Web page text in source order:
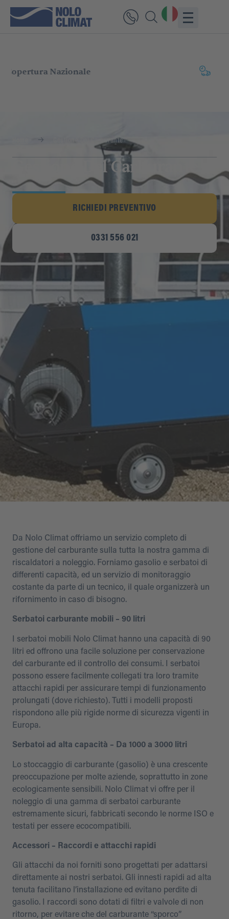
Consegna
Gestione Del Carburante
Gestione Del Carburante
RICHIEDI PREVENTIVO
0331 556 021
Da Nolo Climat offriamo un servizio completo di
gestione del carburante sulla tutta la nostra gamma di
riscaldatori a noleggio. Forniamo gasolio e serbatoi di
differenti capacità, ed un servizio di monitoraggio
costante da parte di un tecnico, il quale organizzerà un
rifornimento in caso di bisogno.
Serbatoi carburante mobili – 90 litri
I serbatoi mobili Nolo Climat hanno una capacità di 90
litri ed offrono una facile soluzione per conservazione
del carburante ed il controllo dei consumi. I serbatoi
possono essere facilmente collegati tra loro tramite
attacchi rapidi per assicurare tempi di funzionamento
prolungati (dove richiesto). Tutti i modelli proposti
rispondono alle più rigide norme di sicurezza vigenti in
Europa.
Serbatoi ad alta capacità – Da 1000 a 3000 litri
Lo stoccaggio di carburante (gasolio) è una crescente
preoccupazione per molte aziende, soprattutto in zone
ecologicamente sensibili. Nolo Climat vi offre per il
noleggio di una gamma di serbatoi carburante
estremamente sicuri, fabbricati secondo le norme ISO e
testati per essere ecocompatibili.
Accessori – Raccordi e attacchi rapidi
Gli attacchi da noi forniti sono progettati per adattarsi
direttamente ai nostri serbatoi. Gli innesti rapidi ad alta
tenuta facilitano l’installazione ed evitano perdite di
gasolio. I raccordi sono dotati di filtri e valvole di non
ritorno, per evitare che del carburante “sporco”